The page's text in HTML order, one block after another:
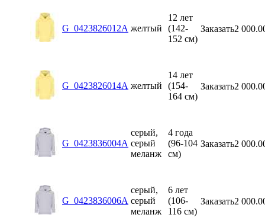
G_0423826012A желтый
12 лет
(142-
152 см)
Заказать2
G_0423826014A желтый
14 лет
(154-
164 см)
Заказать2
G_0423836004A
серый,
серый
меланж
4 года
(96-104
см)
Заказать2
G_0423836006A
серый,
серый
меланж
6 лет
(106-
116 см)
Заказать2